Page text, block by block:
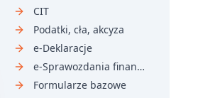
CIT
Podatki, cła, akcyza
e-Deklaracje
e-Sprawozdania finansowe
Formularze bazowe